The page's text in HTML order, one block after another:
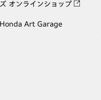
ズ オンラインショップ
Honda Art Garage